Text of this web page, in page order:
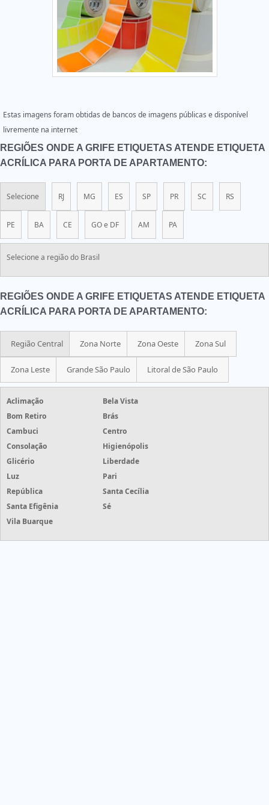
Estas imagens foram obtidas de bancos de imagens públicas e disponível
livremente na internet
REGIÕES ONDE A GRIFE ETIQUETAS ATENDE ETIQUETA
ACRÍLICA PARA PORTA DE APARTAMENTO:
Selecione RJ MG ES SP PR SC RS
PE BA CE GO e DF AM PA
Selecione a região do Brasil
REGIÕES ONDE A GRIFE ETIQUETAS ATENDE ETIQUETA
ACRÍLICA PARA PORTA DE APARTAMENTO:
Região Central Zona Norte Zona Oeste Zona Sul
Zona Leste Grande São Paulo Litoral de São Paulo
Aclimação
Bela Vista
Bom Retiro
Brás
Cambuci
Centro
Consolação
Higienópolis
Glicério
Liberdade
Luz
Pari
República
Santa Cecília
Santa Efigênia
Sé
Vila Buarque